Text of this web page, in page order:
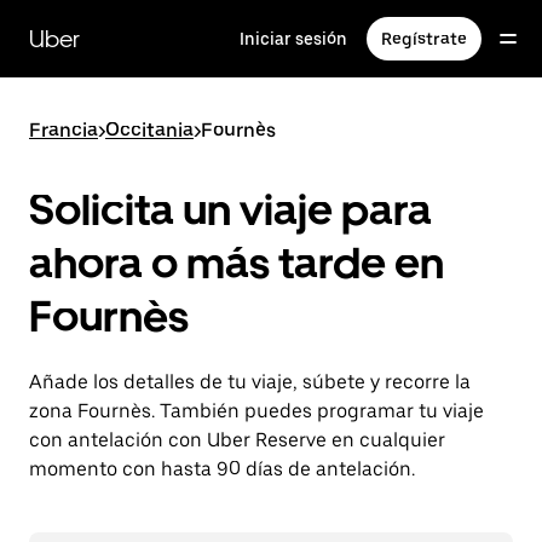
contenido
principal
Uber Iniciar sesión Regístrate
Francia>Occitania>Fournès
Solicita un viaje para
ahora o más tarde en
Fournès
Añade los detalles de tu viaje, súbete y recorre la
zona Fournès. También puedes programar tu viaje
con antelación con Uber Reserve en cualquier
momento con hasta 90 días de antelación.